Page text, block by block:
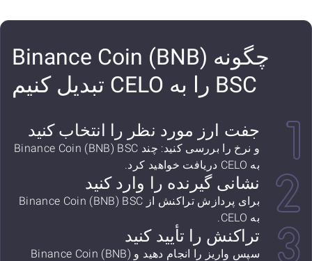
چگونه Binance Coin (BNB)
BSC را به CELO تبدیل کنیم
جفت ارز مورد نظر را انتخاب کنید
و نرخ را بررسی کنید: چند Binance Coin (BNB) BSC
به CELO دریافت خواهید کرد.
نشانی گیرنده را وارد کنید
برای پردازش تراکنش از Binance Coin (BNB) BSC
به CELO.
تراکنش را تأیید کنید
سپس واریز را انجام دهید و Binance Coin (BNB)